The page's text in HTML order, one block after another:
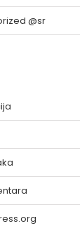
@sr